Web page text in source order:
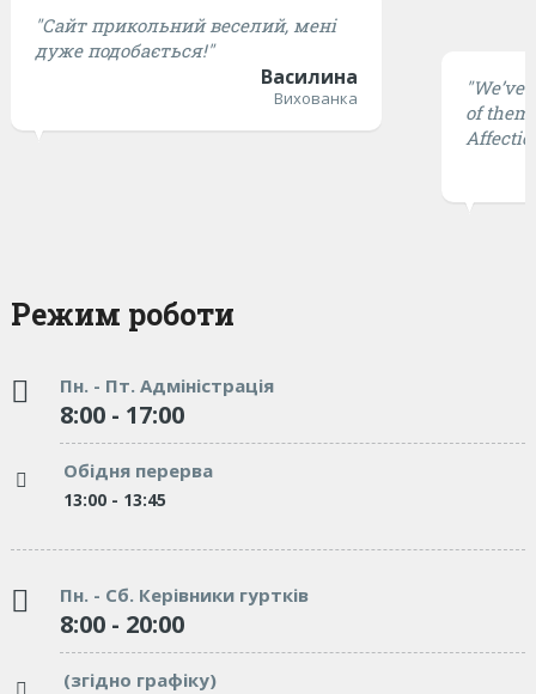
"Сайт прикольний веселий, мені
дуже подобається!"
Василина
Вихованка
of them
Режим роботи
Пн. - Пт. Адміністрація
8:00 - 17:00
Обідня перерва
13:00 - 13:45
Пн. - Сб. Керівники гуртків
8:00 - 20:00
(згідно графіку)